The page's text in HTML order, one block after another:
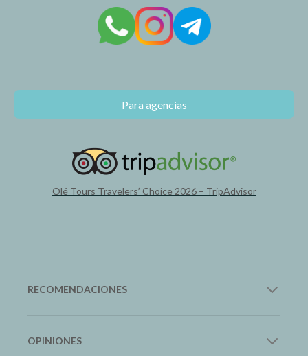
Para agencias
Olé Tours Travelers’ Choice 2026 – TripAdvisor
RECOMENDACIONES
OPINIONES